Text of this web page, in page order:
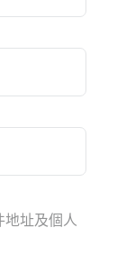
址及個人